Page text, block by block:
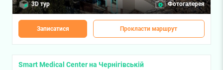
3D тур Фотогалерея
Записатися Прокласти маршрут
Smart Medical Center на Чернігівській